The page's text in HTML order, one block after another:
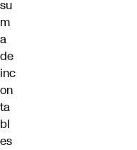
su
m
a
de
inc
on
ta
bl
es